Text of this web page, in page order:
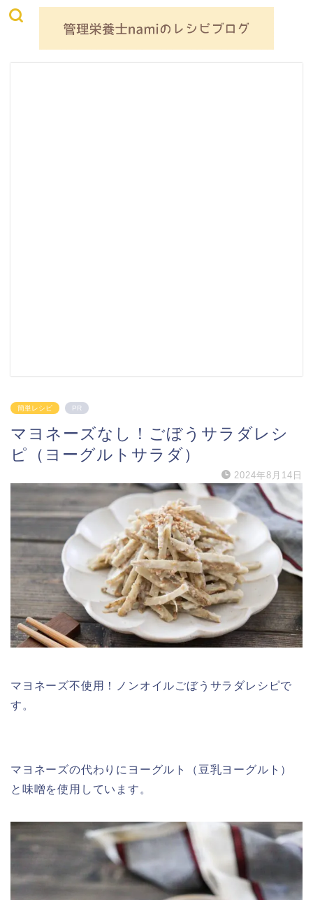
簡単レシピ PR
マヨネーズなし！ごぼうサラダレシ
ピ（ヨーグルトサラダ）
2024年8月14日
マヨネーズ不使用！ノンオイルごぼうサラダレシピで
す。
マヨネーズの代わりにヨーグルト（豆乳ヨーグルト）
と味噌を使用しています。